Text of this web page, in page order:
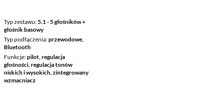
Typ zestawu 5.1 - 5 głośników +
głośnik basowy
Typ podłączenia przewodowe,
Bluetooth
Funkcje pilot, regulacja
głośności, regulacja tonów
niskich i wysokich, zintegrowany
wzmacniacz